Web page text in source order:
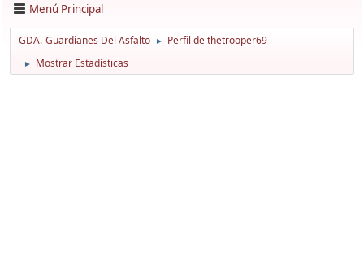
Menú Principal
GDA.-Guardianes Del Asfalto ► Perfil de thetrooper69
► Mostrar Estadísticas